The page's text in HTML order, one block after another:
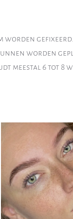
worden
worden
meestal 6 tot 8